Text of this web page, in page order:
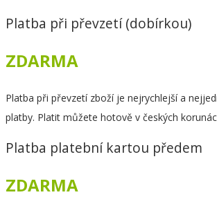
Platba při převzetí (dobírkou)
ZDARMA
Platba při převzetí zboží je nejrychlejší a
platby. Platit můžete hotově v českých
Platba platební kartou předem
ZDARMA